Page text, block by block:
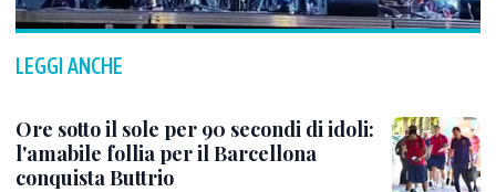
LEGGI ANCHE
Ore sotto il sole per 90 secondi di idoli:
l'amabile follia per il Barcellona
conquista Buttrio